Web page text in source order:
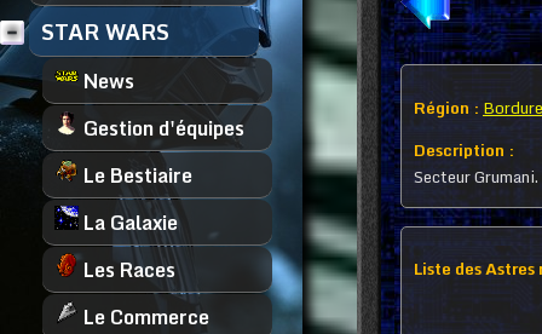
STAR WARS
News
Gestion d'équipes
Le Bestiaire
La Galaxie
Les Races
Le Commerce
Région :
Description :
Secteur Grumani.
Liste des